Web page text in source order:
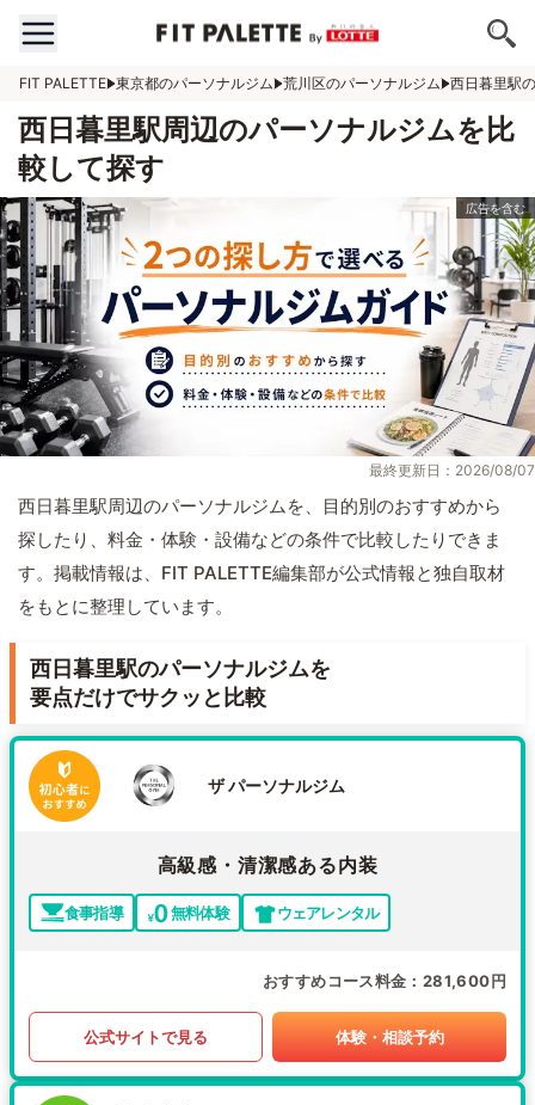
FIT PALETTE 東京都のパーソナルジム 荒川区のパーソナルジム 西日暮里駅
西日暮里駅周辺のパーソナルジムを比
較して探す
最終更新日：2026/08/07
西日暮里駅周辺のパーソナルジムを、目的別のおすすめから
探したり、料金・体験・設備などの条件で比較したりできま
す。掲載情報は、FIT PALETTE編集部が公式情報と独自取材
をもとに整理しています。
西日暮里駅のパーソナルジムを
要点だけでサクッと比較
ザ パーソナルジム
高級感・清潔感ある内装
食事指導 無料体験 ウェアレンタル
おすすめコース料金 281,600円
公式サイトで見る 体験・相談予約